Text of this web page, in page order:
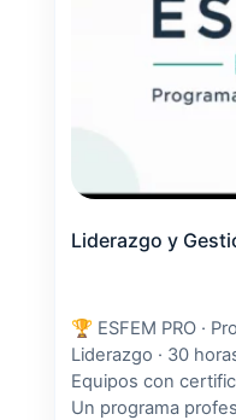
Liderazgo y
🏆 ESFEM PRO ·
Liderazgo · 30
Equipos con
Un programa